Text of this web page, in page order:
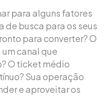
para alguns fatores
de busca para os seus
para converter? O
canal que
O ticket médio
Sua operação
e aproveitar os